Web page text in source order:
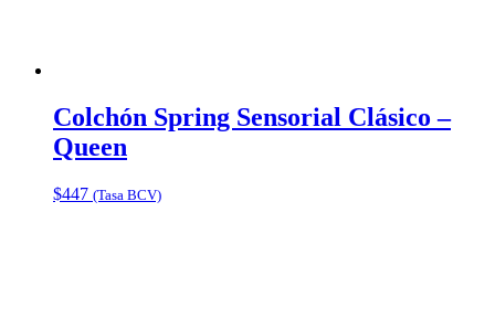
Colchón Spring Sensorial Clásico –
Queen
$447 (Tasa BCV)